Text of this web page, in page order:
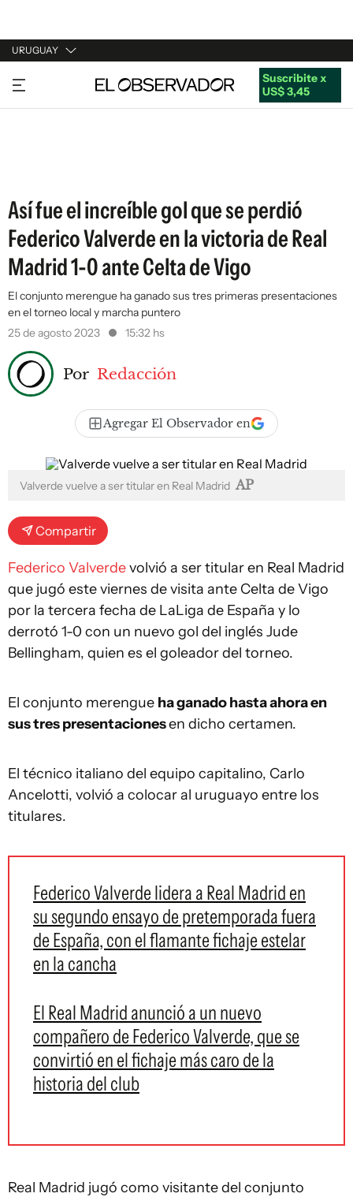
URUGUAY
URUGUAY
ARGENTINA
Suscribite x
US$ 3,45
Así fue el increíble gol que se perdió
Federico Valverde en la victoria de Real
Madrid 1-0 ante Celta de Vigo
El conjunto merengue ha ganado sus tres primeras presentaciones
en el torneo local y marcha puntero
25 de agosto 2023
15:32 hs
Por Redacción
Agregar El Observador en
Valverde vuelve a ser titular en Real Madrid AP
Compartir
Federico Valverdevolvió a ser titular en Real Madrid
que jugó este viernes de visita ante Celta de Vigo
por la tercera fecha de LaLiga de España y lo
derrotó 1-0 con un nuevo gol del inglés Jude
Bellingham, quien es el goleador del torneo.
El conjunto merengue ha ganado hasta ahora en
sus tres presentacionesen dicho certamen.
El técnico italiano del equipo capitalino, Carlo
Ancelotti, volvió a colocar al uruguayo entre los
titulares.
Federico Valverde lidera a Real Madrid en
su segundo ensayo de pretemporada fuera
de España, con el flamante fichaje estelar
en la cancha
El Real Madrid anunció a un nuevo
compañero de Federico Valverde, que se
convirtió en el fichaje más caro de la
historia del club
Real Madrid jugó como visitante del conjunto